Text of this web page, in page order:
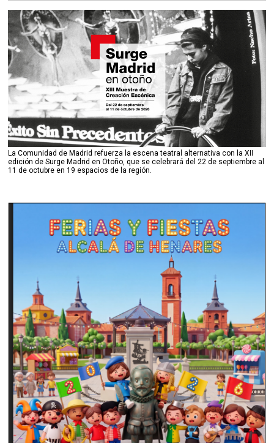
La Comunidad de Madrid refuerza la escena teatral alternativa con la XII
edición de Surge Madrid en Otoño, que se celebrará del 22 de septiembre al
11 de octubre en 19 espacios de la región.